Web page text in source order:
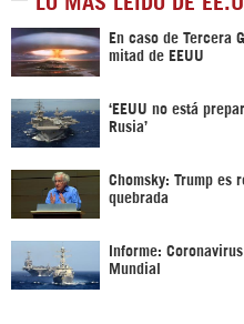
En caso de Tercera
mitad de EEUU
‘EEUU no está
Rusia’
Chomsky: Trump es
quebrada
Informe:
Mundial